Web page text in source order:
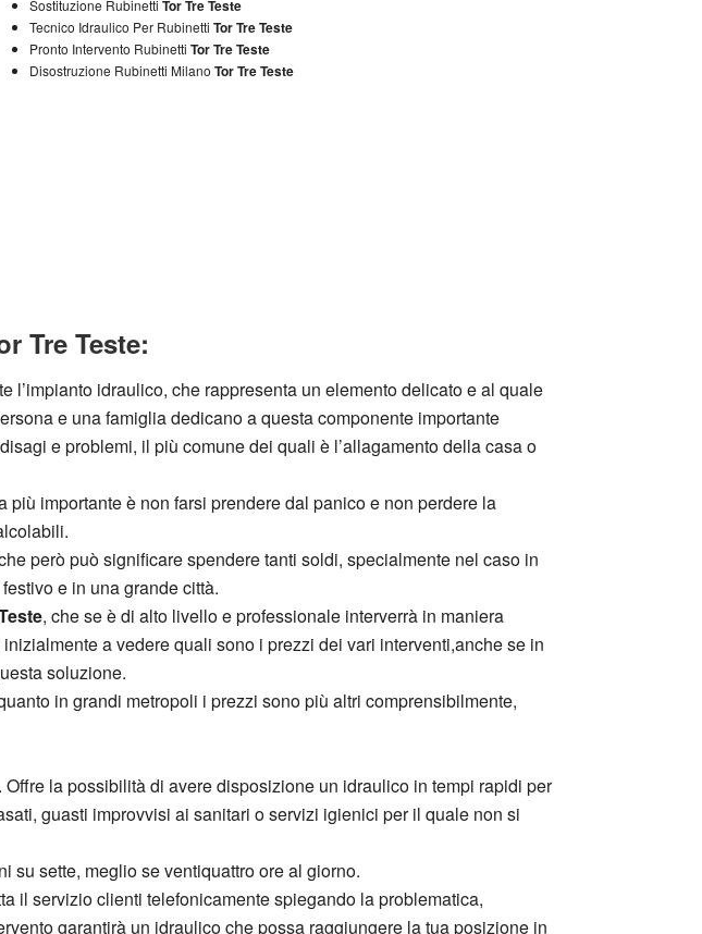
Sostituzione Rubinetti Tor Tre Teste
Tecnico Idraulico Per Rubinetti Tor Tre Teste
Pronto Intervento Rubinetti Tor Tre Teste
Disostruzione Rubinetti Milano Tor Tre Teste
Tre Teste:
l’impianto idraulico, che rappresenta un elemento delicato e al quale
e una famiglia dedicano a questa componente importante
e problemi, il più comune dei quali è l’allagamento della casa o
importante è non farsi prendere dal panico e non perdere la
però può significare spendere tanti soldi, specialmente nel caso in
e in una grande città.
, che se è di alto livello e professionale interverrà in maniera
a vedere quali sono i prezzi dei vari interventi,anche se in
soluzione.
in grandi metropoli i prezzi sono più altri comprensibilmente,
la possibilità di avere disposizione un idraulico in tempi rapidi per
guasti improvvisi ai sanitari o servizi igienici per il quale non si
su sette, meglio se ventiquattro ore al giorno.
il servizio clienti telefonicamente spiegando la problematica,
garantirà un idraulico che possa raggiungere la tua posizione in